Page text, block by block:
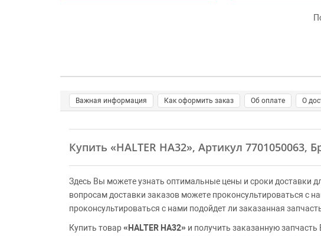
Важная информация Как оформить заказ Об оплате О
Купить «HALTER HA32», Артикул 7701050063,
Здесь Вы можете узнать оптимальные цены и сроки доставки
вопросам доставки заказов можете проконсультироваться с
проконсультироваться с нами подойдет ли заказанная
Купить товар«HALTER HA32» и получить заказанную